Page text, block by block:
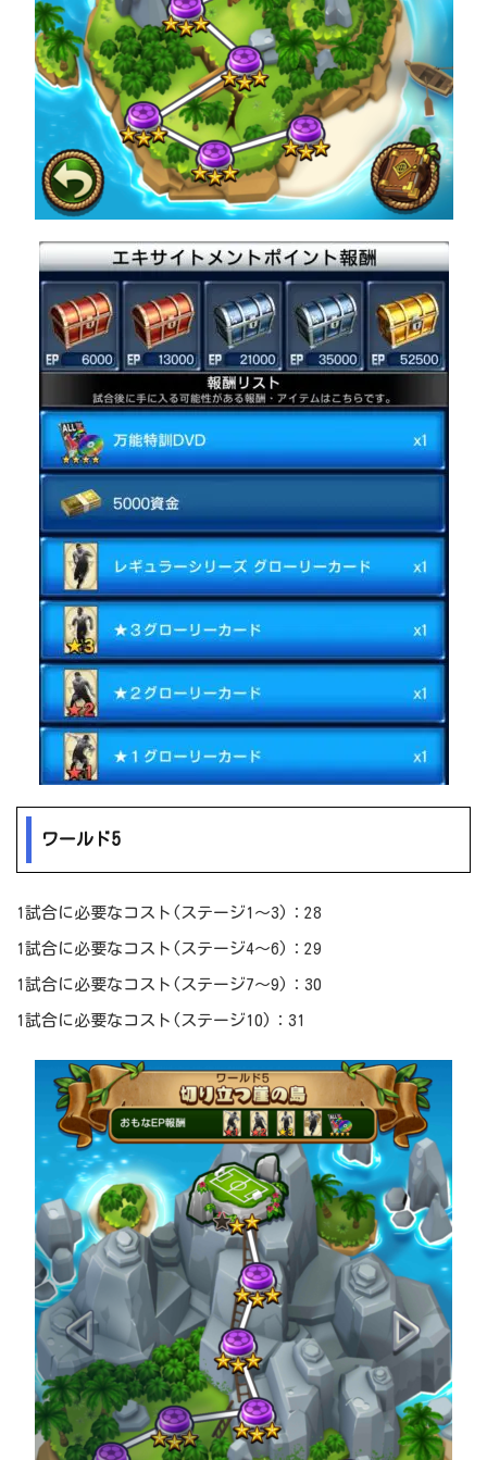
ワールド5
1試合に必要なコスト(ステージ1～3)：28
1試合に必要なコスト(ステージ4～6)：29
1試合に必要なコスト(ステージ7～9)：30
1試合に必要なコスト(ステージ10)：31